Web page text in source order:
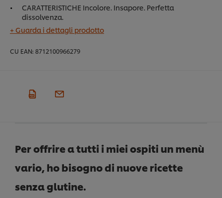
CARATTERISTICHE Incolore. Insapore. Perfetta
dissolvenza.
+ Guarda i dettagli prodotto
CU EAN: 8712100966279
Per offrire a tutti i miei ospiti un menù
vario, ho bisogno di nuove ricette
senza glutine.